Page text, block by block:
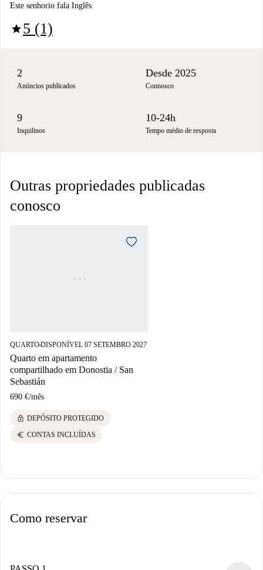
Este senhorio fala Inglês
star5 (1)
2
Anúncios publicados
Desde 2025
Connosco
9
Inquilinos
10-24h
Tempo médio de resposta
Outras propriedades publicadas
conosco
QUARTO■DISPONÍVEL 07 SETEMBRO 2027
Quarto em apartamento
compartilhado em Donostia / San
Sebastián
690 €/mês
lock DEPÓSITO PROTEGIDO
euro CONTAS INCLUÍDAS
Como reservar